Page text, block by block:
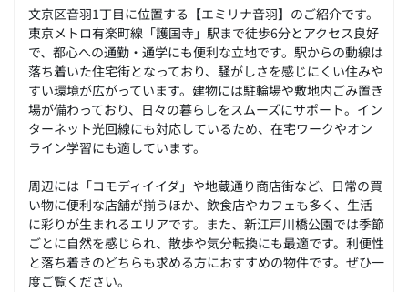
文京区音羽1丁目に位置する【エミリナ音羽】のご紹介です。
東京メトロ有楽町線「護国寺」駅まで徒歩6分とアクセス良好
で、都心への通勤・通学にも便利な立地です。駅からの動線は
落ち着いた住宅街となっており、騒がしさを感じにくい住みや
すい環境が広がっています。建物には駐輪場や敷地内ごみ置き
場が備わっており、日々の暮らしをスムーズにサポート。イン
ターネット光回線にも対応しているため、在宅ワークやオン
ライン学習にも適しています。
周辺には「コモディイイダ」や地蔵通り商店街など、日常の買
い物に便利な店舗が揃うほか、飲食店やカフェも多く、生活
に彩りが生まれるエリアです。また、新江戸川橋公園では季節
ごとに自然を感じられ、散歩や気分転換にも最適です。利便性
と落ち着きのどちらも求める方におすすめの物件です。ぜひ一
度ご覧ください。